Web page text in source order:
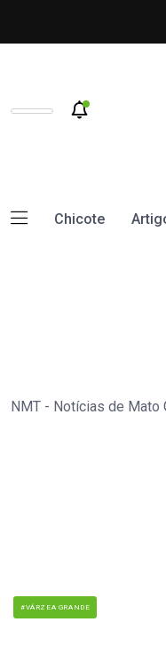
Chicote
NMT - Notícias de Mato
#VÁRZEA GRANDE